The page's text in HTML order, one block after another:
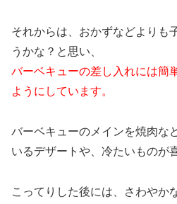
それからは、おかずなどよりも
うかな？と思い、
バーベキューの差し入れには簡
ようにしています。
バーベキューのメインを焼肉な
いるデザートや、冷たいものが
こってりした後には、さわやか